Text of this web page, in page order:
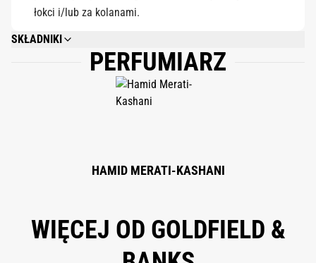
łokci i/lub za kolanami.
SKŁADNIKI
ALCOHOL DENAT., PARFUM (FRAGRANCE), AQUA (WATER), ETHYLHEXYL
METHOXYCINNAMATE, BUTYL METHOXYDIBENZOYLMETHANE,
ETHYLHEXYL SALICYLATE, BENZYL ALCOHOL, ALPHA-ISOMETHYL
IONONE, LIMONENE, CI 14700 (RED 4), CI 19140 (YELLOW 5), CI 42090
PERFUMIARZ
HAMID MERATI-KASHANI
WIĘCEJ OD GOLDFIELD &